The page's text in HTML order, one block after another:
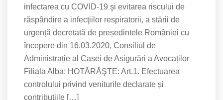
infectarea cu COVID-19 şi evitarea riscului de
răspândire a infecţiilor respiratorii, a stării de
urgență decretată de președintele României cu
începere din 16.03.2020, Consiliul de
Administrație al Casei de Asigurări a Avocaților
Filiala Alba: HOTĂRĂŞTE: Art.1. Efectuarea
controlului privind veniturile declarate și
contribuțiile […]